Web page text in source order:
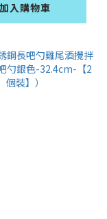
加入購物車